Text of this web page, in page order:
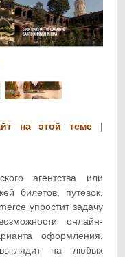
на этой теме |
агентства или
билетов, путевок.
упростит задачу
онлайн-
оформления,
на любых